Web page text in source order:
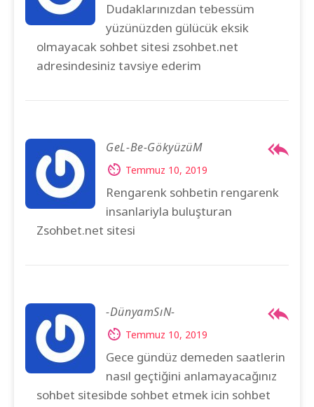
Dudaklarınızdan tebessüm
yüzünüzden gülücük eksik
olmayacak sohbet sitesi zsohbet.net
adresindesiniz tavsiye ederim
GeL-Be-GökyüzüM
Temmuz 10, 2019
Rengarenk sohbetin rengarenk
insanlariyla buluşturan
Zsohbet.net sitesi
-DünyamSıN-
Temmuz 10, 2019
Gece gündüz demeden saatlerin
nasıl geçtiğini anlamayacağınız
sohbet sitesibde sohbet etmek icin sohbet